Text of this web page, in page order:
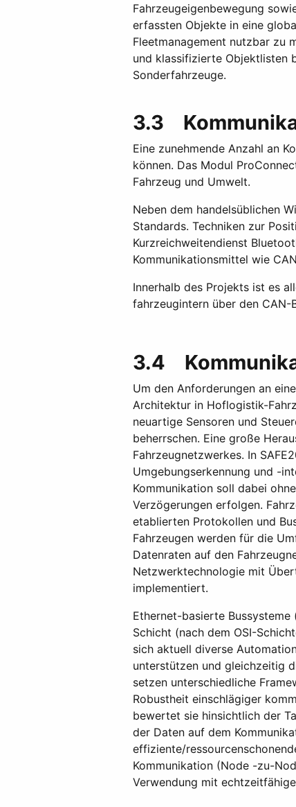
Fahrzeugeigenbewegung
erfassten Objekte in eine
Fleetmanagement nutzbar zu
und klassifizierte Objektlisten
Sonderfahrzeuge.
3.3
Eine zunehmende Anzahl an
können. Das Modul
Fahrzeug und Umwelt.
Neben dem handelsüblichen
Standards. Techniken zur
Kurzreichweitendienst
Kommunikationsmittel wie
Innerhalb des Projekts ist es
fahrzeugintern über den CAN-
3.4
Um den Anforderungen an
Architektur in Hoflogistik-
neuartige Sensoren und
beherrschen. Eine große
Fahrzeugnetzwerkes. In
Umgebungserkennung und -
Kommunikation soll dabei
Verzögerungen erfolgen.
etablierten Protokollen und
Fahrzeugen werden für die
Datenraten auf den
Netzwerktechnologie mit
implementiert.
Ethernet-basierte
Schicht (nach dem OSI-
sich aktuell diverse
unterstützen und gleichzeitig
setzen unterschiedliche
Robustheit einschlägiger
bewertet sie hinsichtlich der
der Daten auf dem
effiziente/
Kommunikation (Node -zu-
Verwendung mit